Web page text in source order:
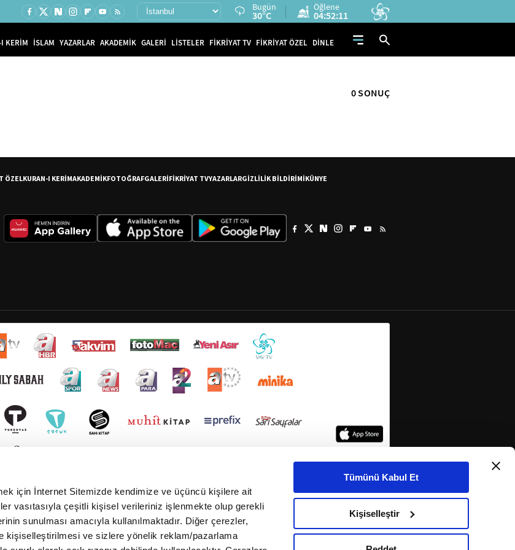
için İnternet Sitemizde kendimize ve üçüncü kişilere ait
vasıtasıyla çeşitli kişisel verileriniz işlenmekte olup gerekli
sunulması amacıyla kullanılmaktadır. Diğer çerezler,
kişiselleştirilmesi ve sizlere yönelik reklam/pazarlama
Tümünü Kabul Et
Kişiselleştir
Bugün
30°C
Öğlene
04:52:11
KERİM İSLAM YAZARLAR AKADEMİK GALERİ LİSTELER FİKRİYAT TV FİKRİYAT ÖZEL DİNLE
0 SONUÇ
ÖZELKURAN-I KERİMAKADEMİKFOTOĞRAFGALERİFİKRİYAT TVYAZARLARGİZLİLİK BİLDİRİMİKÜNYE